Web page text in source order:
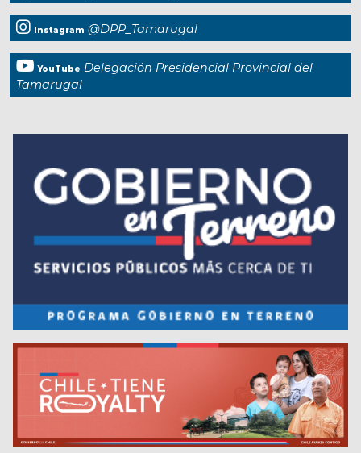
Instagram @DPP_Tamarugal
YouTube Delegación Presidencial Provincial del
Tamarugal